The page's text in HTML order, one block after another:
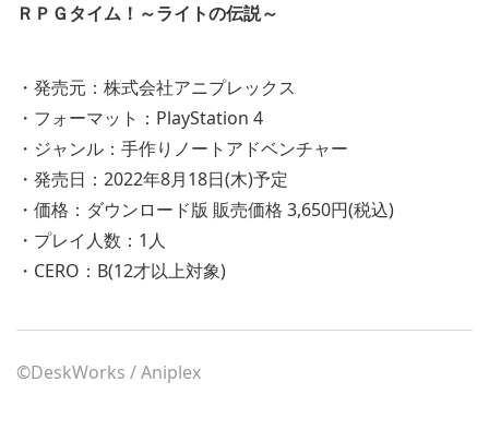
ＲＰＧタイム！～ライトの伝説～
・発売元：株式会社アニプレックス
・フォーマット：PlayStation 4
・ジャンル：手作りノートアドベンチャー
・発売日：2022年8月18日(木)予定
・価格：ダウンロード版 販売価格 3,650円(税込)
・プレイ人数：1人
・CERO：B(12才以上対象)
©DeskWorks / Aniplex